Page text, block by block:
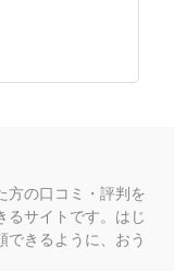
方の口コミ・評判を
るサイトです。はじ
できるように、おう